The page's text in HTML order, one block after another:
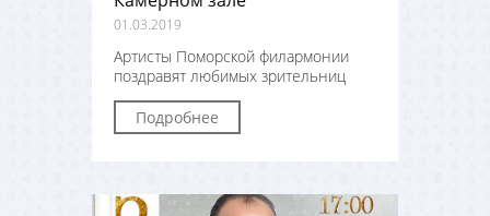
01.03.2019
Артисты Поморской филармонии
поздравят любимых зрительниц
Подробнее